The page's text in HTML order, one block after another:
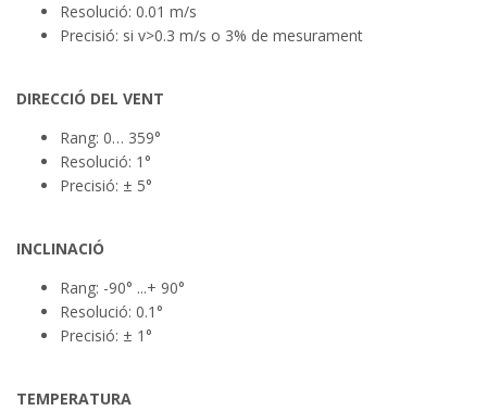
Resolució: 0.01 m/s
Precisió: si v>0.3 m/s o 3% de mesurament
DIRECCIÓ DEL VENT
Rang: 0… 359°
Resolució: 1°
Precisió: ± 5°
INCLINACIÓ
Rang: -90° ...+ 90°
Resolució: 0.1°
Precisió: ± 1°
TEMPERATURA